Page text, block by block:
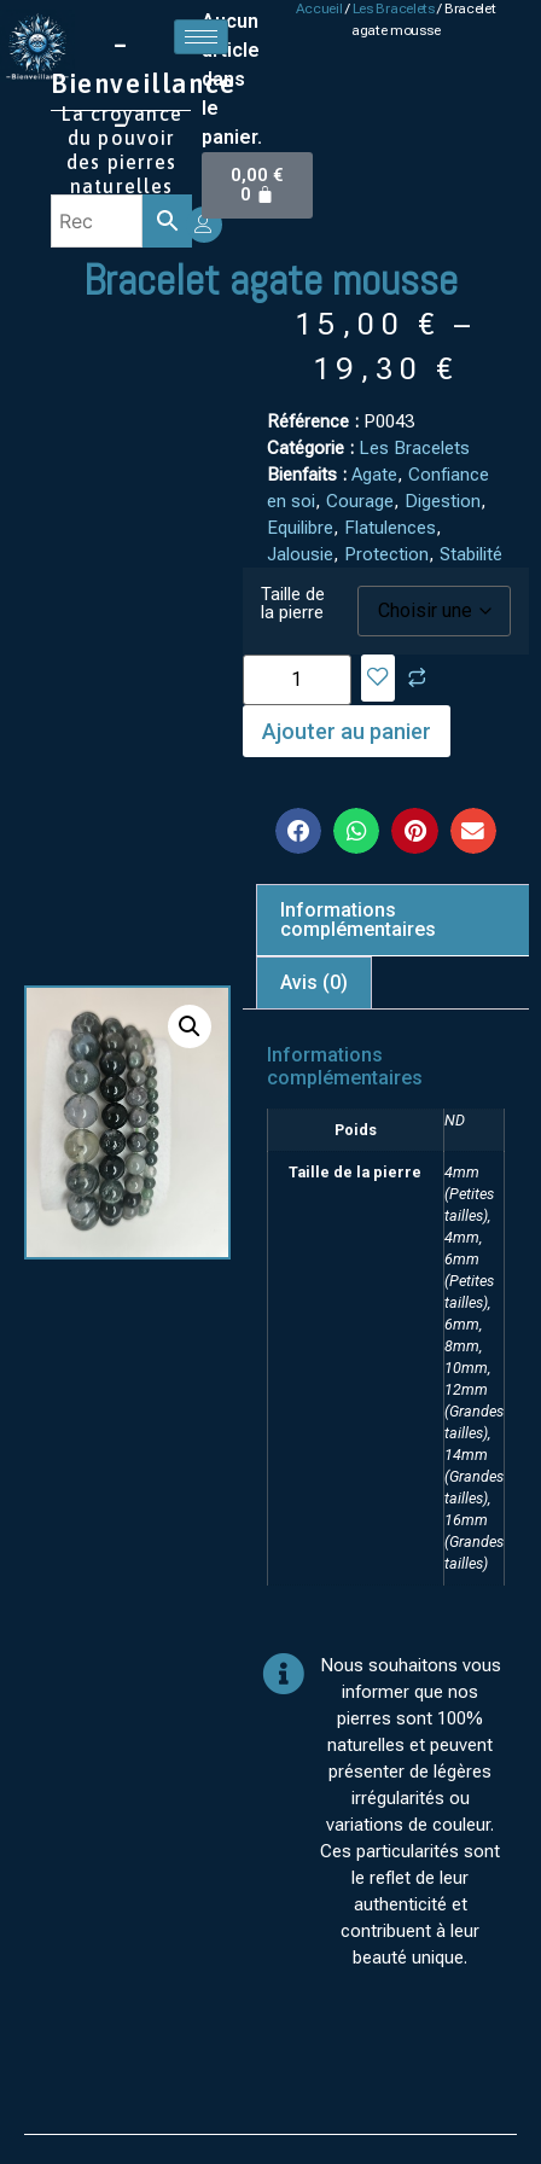
–
Bienveillance
–
La croyance
du pouvoir
des pierres
naturelles
Aucun
article
dans
le
panier.
0,00€
0
Accueil/ Les Bracelets/ Bracelet
agate mousse
Bracelet agate mousse
15,00 € –
19,30 €
Référence : P0043
Catégorie : Les Bracelets
Bienfaits : Agate, Confiance
en soi, Courage, Digestion,
Equilibre, Flatulences,
Jalousie, Protection, Stabilité
Taille de
la pierre
Ajouter au panier
Informations
complémentaires
Avis (0)
Informations
complémentaires
Poids
ND
Taille de la pierre
4mm
(Petites
tailles),
4mm,
6mm
(Petites
tailles),
6mm,
8mm,
10mm,
12mm
(Grandes
tailles),
14mm
(Grandes
tailles),
16mm
(Grandes
tailles)
Nous souhaitons vous
informer que nos
pierres sont 100%
naturelles et peuvent
présenter de légères
irrégularités ou
variations de couleur.
Ces particularités sont
le reflet de leur
authenticité et
contribuent à leur
beauté unique.